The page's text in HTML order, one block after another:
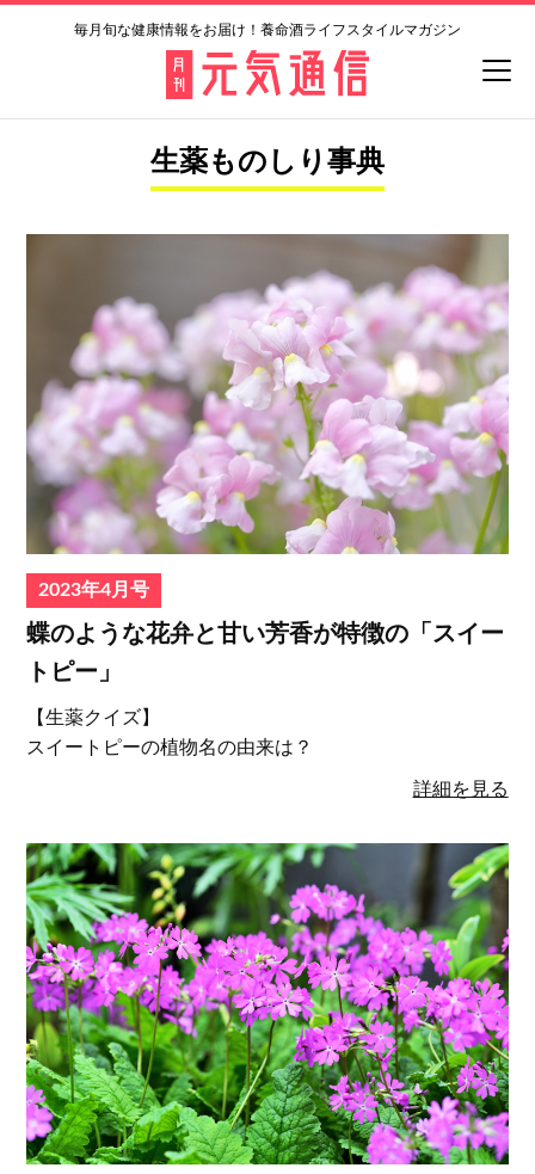
毎月旬な健康情報をお届け！養命酒ライフスタイルマガジン
生薬ものしり事典
2023年4月号
蝶のような花弁と甘い芳香が特徴の「スイー
トピー」
【生薬クイズ】
スイートピーの植物名の由来は？
詳細を見る